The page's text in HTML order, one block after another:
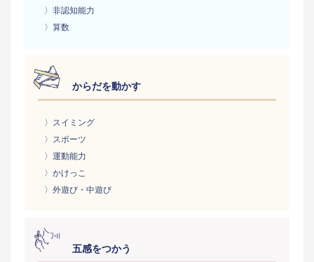
〉非認知能力
〉算数
からだを動かす
〉スイミング
〉スポーツ
〉運動能力
〉かけっこ
〉外遊び・中遊び
五感をつかう